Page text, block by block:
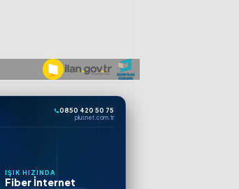
0850 420 50 75
plusnet.com.tr
IŞIK HIZINDA
Fiber İnternet